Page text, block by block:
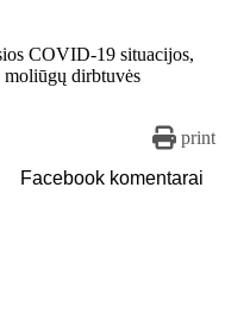
COVID-19 situacijos,
dirbtuvės
print
Facebook komentarai